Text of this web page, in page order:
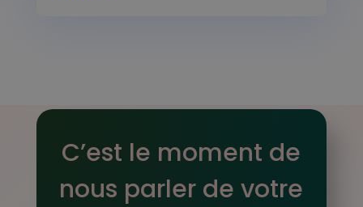
C’est le moment de
nous parler de votre